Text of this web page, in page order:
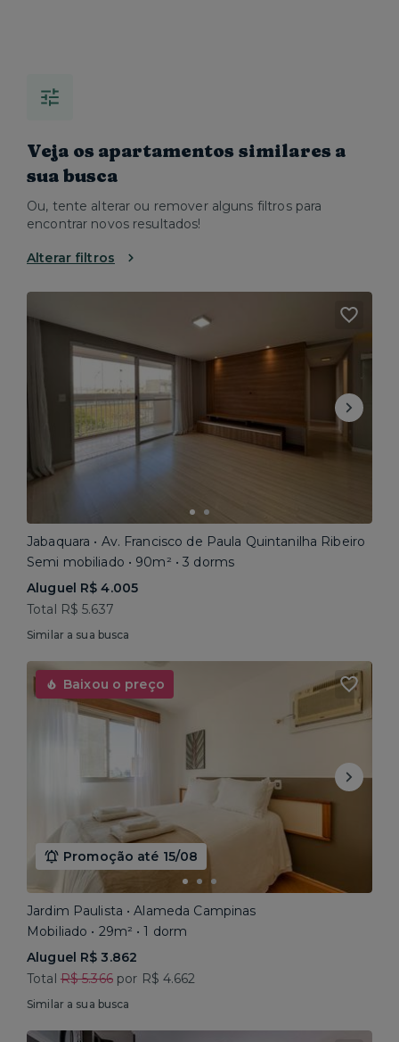
Veja os apartamentos similares a
sua busca
Ou, tente alterar ou remover alguns filtros para
encontrar novos resultados!
Alterar filtros
Jabaquara • Av. Francisco de Paula Quintanilha Ribeiro
Semi mobiliado • 90m² • 3 dorms
Aluguel R$ 4.005
Total R$ 5.637
Similar a sua busca
Baixou o preço
Promoção até 15/08
Jardim Paulista • Alameda Campinas
Mobiliado • 29m² • 1 dorm
Aluguel R$ 3.862
Total R$ 5.366por R$ 4.662
Similar a sua busca